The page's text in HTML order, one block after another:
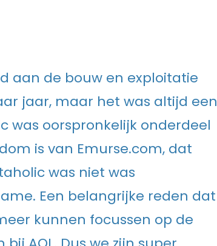
aan de bouw en exploitatie
jaar, maar het was altijd een
was oorspronkelijk onderdeel
is van Emurse.com, dat
was niet was
Een belangrijke reden dat
kunnen focussen op de